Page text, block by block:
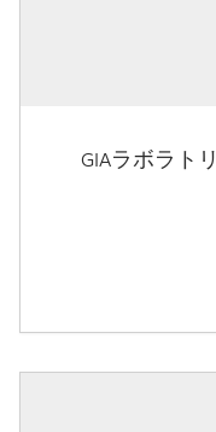
GIAラボラト